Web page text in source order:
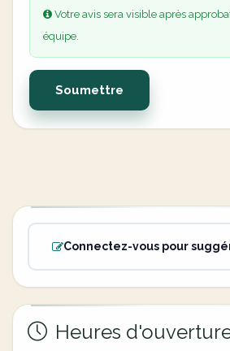
Votre avis sera visible après
équipe.
Soumettre
Connectez-vous pour
Heures